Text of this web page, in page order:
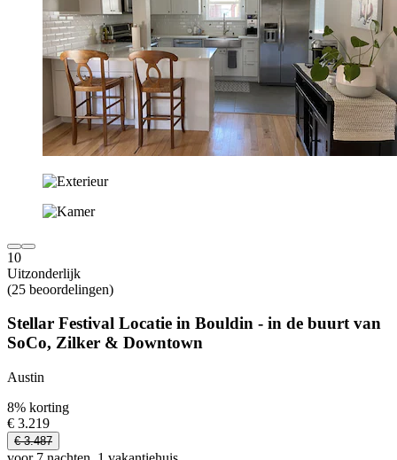
10
Uitzonderlijk
(25 beoordelingen)
Stellar Festival Locatie in Bouldin - in de buurt van
SoCo, Zilker & Downtown
Austin
8% korting
€ 3.219
€ 3.487